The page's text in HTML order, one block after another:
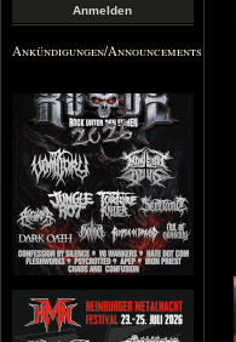
Anmelden
Ankündigungen/Announcements